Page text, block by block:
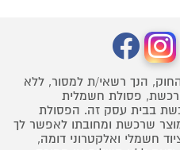
הנך רשאי/ת למסור, ללא
פסולת חשמלית
בבית עסק זה. הפסולת
שרכשת ומחובתו לאפשר לך
חשמלי ואלקטרוני דומה,